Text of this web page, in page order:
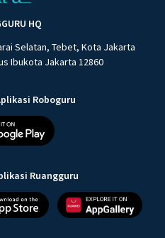
HQ
Selatan, Tebet, Kota Jakarta
Ibukota Jakarta 12860
Roboguru
Ruangguru